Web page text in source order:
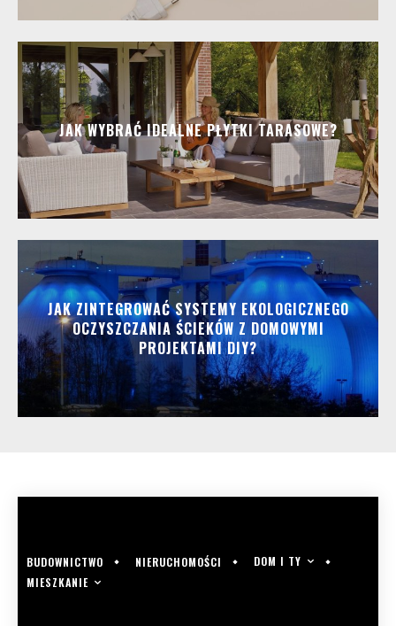
JAK WYBRAĆ IDEALNE PŁYTKI TARASOWE?
JAK ZINTEGROWAĆ SYSTEMY EKOLOGICZNEGO
OCZYSZCZANIA ŚCIEKÓW Z DOMOWYMI
PROJEKTAMI DIY?
BUDOWNICTWO NIERUCHOMOŚCI
DOM I TY
MIESZKANIE